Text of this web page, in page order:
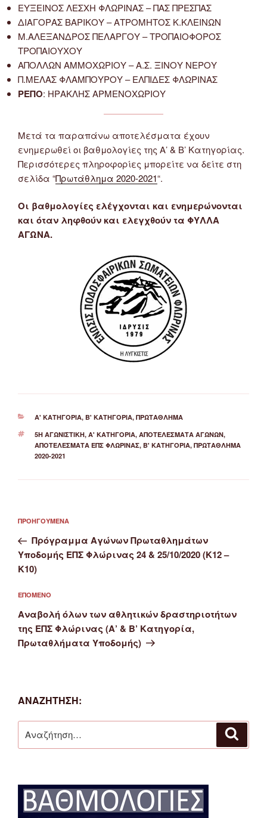
ΕΥΞΕΙΝΟΣ ΛΕΣΧΗ ΦΛΩΡΙΝΑΣ – ΠΑΣ ΠΡΕΣΠΑΣ
ΔΙΑΓΟΡΑΣ ΒΑΡΙΚΟΥ – ΑΤΡΟΜΗΤΟΣ Κ.ΚΛΕΙΝΩΝ
Μ.ΑΛΕΞΑΝΔΡΟΣ ΠΕΛΑΡΓΟΥ – ΤΡΟΠΑΙΟΦΟΡΟΣ
ΤΡΟΠΑΙΟΥΧΟΥ
ΑΠΟΛΛΩΝ ΑΜΜΟΧΩΡΙΟΥ – Α.Σ. ΞΙΝΟΥ ΝΕΡΟΥ
Π.ΜΕΛΑΣ ΦΛΑΜΠΟΥΡΟΥ – ΕΛΠΙΔΕΣ ΦΛΩΡΙΝΑΣ
ΡΕΠΟ: ΗΡΑΚΛΗΣ ΑΡΜΕΝΟΧΩΡΙΟΥ
Μετά τα παραπάνω αποτελέσματα έχουν
ενημερωθεί οι βαθμολογίες της Α’ & Β’ Κατηγορίας.
Περισσότερες πληροφορίες μπορείτε να δείτε στη
σελίδα “Πρωτάθλημα 2020-2021“.
Οι βαθμολογίες ελέγχονται και ενημερώνονται
και όταν ληφθούν και ελεγχθούν τα ΦΥΛΛΑ
ΑΓΩΝΑ.
ΚΑΤΗΓΟΡΊΕΣ
Α' ΚΑΤΗΓΟΡΊΑ, Β' ΚΑΤΗΓΟΡΊΑ, ΠΡΩΤΆΘΛΗΜΑ
ΕΤΙΚΈΤΕΣ
5Η ΑΓΩΝΙΣΤΙΚΉ, Α' ΚΑΤΗΓΟΡΙΑ, ΑΠΟΤΕΛΈΣΜΑΤΑ ΑΓΏΝΩΝ,
ΑΠΟΤΕΛΈΣΜΑΤΑ ΕΠΣ ΦΛΏΡΙΝΑΣ, Β' ΚΑΤΗΓΟΡΙΑ, ΠΡΩΤΆΘΛΗΜΑ
2020-2021
άρθρων
Προηγούμενο
άρθρο
ΠΡΟΗΓΟΎΜΕΝΑ
Πρόγραμμα Αγώνων Πρωταθλημάτων
Υποδομής ΕΠΣ Φλώρινας 24 & 25/10/2020 (Κ12 –
Κ10)
Επόμενο
άρθρο
ΕΠΌΜΕΝΟ
Αναβολή όλων των αθλητικών δραστηριοτήτων
της ΕΠΣ Φλώρινας (Α’ & Β’ Κατηγορία,
Πρωταθλήματα Υποδομής)
ΑΝΑΖΉΤΗΣΗ:
για: